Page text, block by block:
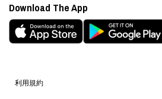
利用規約
Download The App